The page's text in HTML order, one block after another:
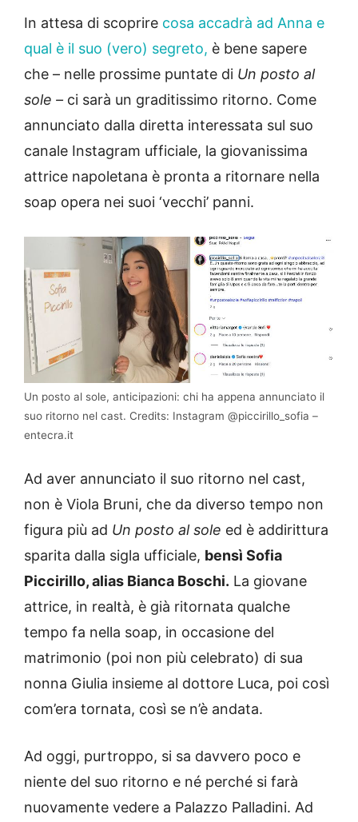
In attesa di scoprire cosa accadrà ad Anna e
qual è il suo (vero) segreto, è bene sapere
che – nelle prossime puntate di Un posto al
sole – ci sarà un graditissimo ritorno. Come
annunciato dalla diretta interessata sul suo
canale Instagram ufficiale, la giovanissima
attrice napoletana è pronta a ritornare nella
soap opera nei suoi ‘vecchi’ panni.
Un posto al sole, anticipazioni: chi ha appena annunciato il
suo ritorno nel cast. Credits: Instagram @piccirillo_sofia –
entecra.it
Ad aver annunciato il suo ritorno nel cast,
non è Viola Bruni, che da diverso tempo non
figura più ad Un posto al sole ed è addirittura
sparita dalla sigla ufficiale, bensì Sofia
Piccirillo, alias Bianca Boschi. La giovane
attrice, in realtà, è già ritornata qualche
tempo fa nella soap, in occasione del
matrimonio (poi non più celebrato) di sua
nonna Giulia insieme al dottore Luca, poi così
com’era tornata, così se n’è andata.
Ad oggi, purtroppo, si sa davvero poco e
niente del suo ritorno e né perché si farà
nuovamente vedere a Palazzo Palladini. Ad